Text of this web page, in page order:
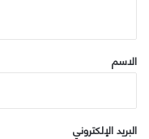
*
الاسم
البريد الإلكتروني